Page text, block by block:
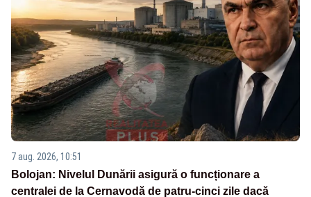
7 aug. 2026, 10:51
Bolojan: Nivelul Dunării asigură o funcționare a
centralei de la Cernavodă de patru-cinci zile dacă